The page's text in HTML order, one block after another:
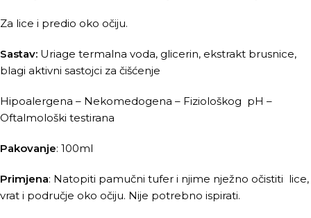
Za lice i predio oko očiju.
Sastav: Uriage termalna voda, glicerin, ekstrakt brusnice,
blagi aktivni sastojci za čišćenje
Hipoalergena – Nekomedogena – Fiziološkog pH –
Oftalmološki testirana
Pakovanje: 100ml
Primjena: Natopiti pamučni tufer i njime nježno očistiti lice,
vrat i područje oko očiju. Nije potrebno ispirati.